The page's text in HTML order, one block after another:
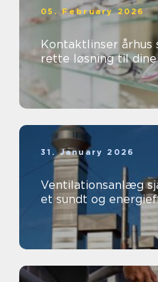
05. February 2026
Kontaktlinser århus sådan finder du den
rette løsning til
31. January 2026
Ventilationsanlæg sjælland
et sundt og